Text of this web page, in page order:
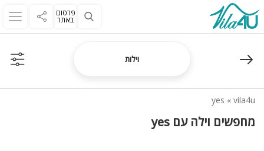
פרסום
באתר
וילות
vila4u
»
yes
מחפשים וילה עם yes